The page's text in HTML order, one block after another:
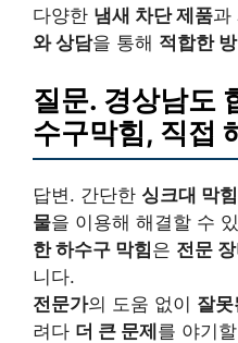
다양한 냄새 차단 제품과
와 상담을 통해 적합한
질문. 경상남도
수구막힘, 직접
답변. 간단한 싱크대 막힘
물을 이용해 해결할 수
한 하수구 막힘은 전문 장
니다.
전문가의 도움 없이 잘못
려다 더 큰 문제 를 야기